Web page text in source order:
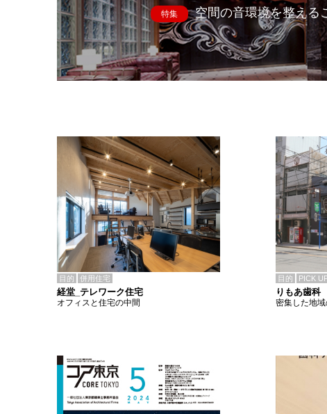
特集 空間の音環境を整える
目的 併用住宅
経堂_テレワーク住宅
オフィスと住宅の中間
目的 PICK
りもあ歯科
密集した地